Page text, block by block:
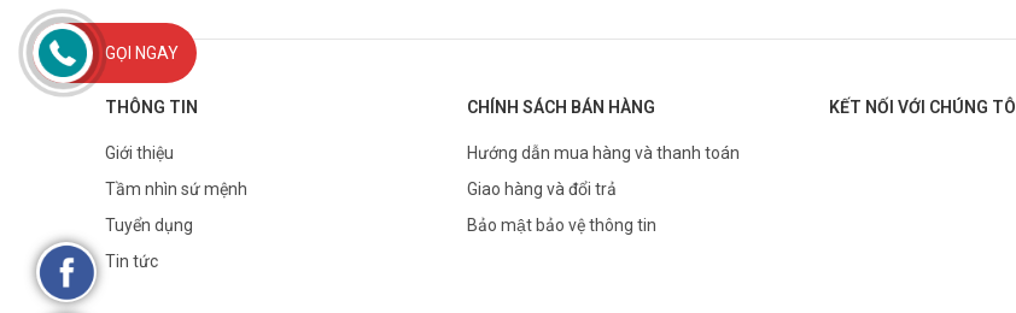
THÔNG TIN
Giới thiệu
Tầm nhìn sứ mệnh
Tuyển dụng
Tin tức
CHÍNH SÁCH BÁN HÀNG
Hướng dẫn mua hàng và thanh toán
Giao hàng và đổi trả
Bảo mật bảo vệ thông tin
KẾT NỐI VỚI CHÚNG TÔI
GỌI NGAY